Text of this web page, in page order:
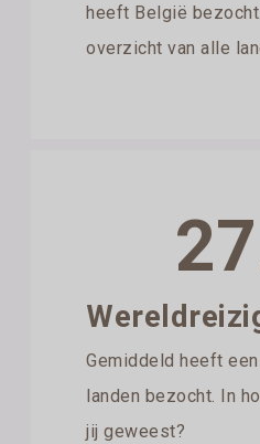
heeft België
overzicht van alle
Gemiddeld heeft
landen bezocht. In
jij geweest?